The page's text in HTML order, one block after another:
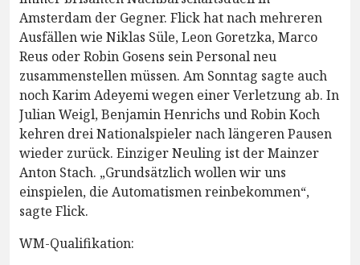
Amsterdam der Gegner. Flick hat nach mehreren
Ausfällen wie Niklas Süle, Leon Goretzka, Marco
Reus oder Robin Gosens sein Personal neu
zusammenstellen müssen. Am Sonntag sagte auch
noch Karim Adeyemi wegen einer Verletzung ab. In
Julian Weigl, Benjamin Henrichs und Robin Koch
kehren drei Nationalspieler nach längeren Pausen
wieder zurück. Einziger Neuling ist der Mainzer
Anton Stach. „Grundsätzlich wollen wir uns
einspielen, die Automatismen reinbekommen“,
sagte Flick.
WM-Qualifikation: